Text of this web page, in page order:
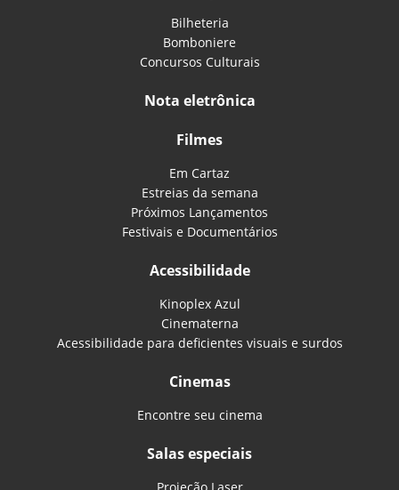
Bilheteria
Bomboniere
Concursos Culturais
Nota eletrônica
Filmes
Em Cartaz
Estreias da semana
Próximos Lançamentos
Festivais e Documentários
Acessibilidade
Kinoplex Azul
Cinematerna
Acessibilidade para deficientes visuais e surdos
Cinemas
Encontre seu cinema
Salas especiais
Projeção Laser